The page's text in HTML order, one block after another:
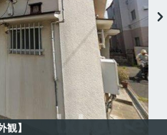
観】